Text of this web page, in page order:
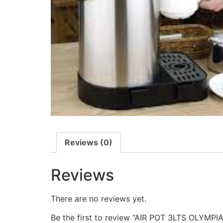
Reviews (0)
Reviews
There are no reviews yet.
Be the first to review “AIR POT 3LTS